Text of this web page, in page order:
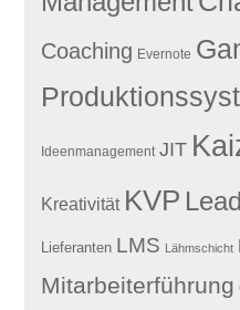
Coaching Evernote
Ideenmanagement JIT
Kreativität KVP
Lieferanten LMS Lähmschicht
Mitarbeiterführung